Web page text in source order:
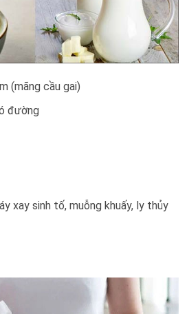
(mãng cầu gai)
đường
xay sinh tố, muỗng khuấy, ly thủy